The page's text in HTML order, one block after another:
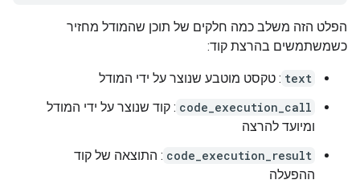
הפלט הזה משלב כמה חלקים של תוכן שהמודל מחזיר
כשמשתמשים בהרצת קוד:
text : טקסט מוטבע שנוצר על ידי המודל
code_execution_call : קוד שנוצר על ידי המודל
ומיועד להרצה
code_execution_result : התוצאה של קוד
ההפעלה